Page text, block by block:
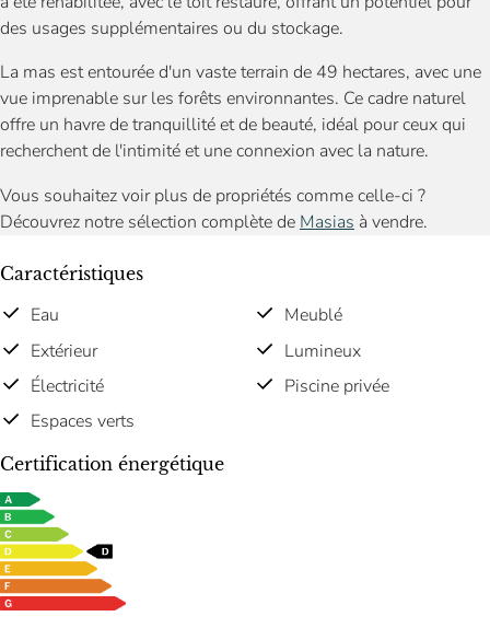
des usages supplémentaires ou du stockage.
La mas est entourée d'un vaste terrain de 49 hectares, avec une
vue imprenable sur les forêts environnantes. Ce cadre naturel
offre un havre de tranquillité et de beauté, idéal pour ceux qui
recherchent de l'intimité et une connexion avec la nature.
Vous souhaitez voir plus de propriétés comme celle-ci ?
Découvrez notre sélection complète de Masias à vendre.
Caractéristiques
Eau
Meublé
Extérieur
Lumineux
Électricité
Piscine privée
Espaces verts
Certification énergétique